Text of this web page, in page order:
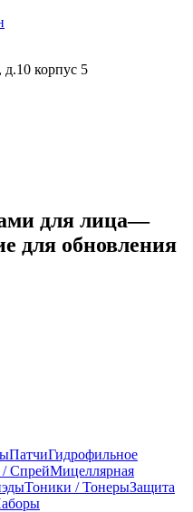
д.10 корпус 5
для лица—
для обновления
ПатчиГидрофильное
СпрейМицеллярная
Тоники / ТонерыЗащита